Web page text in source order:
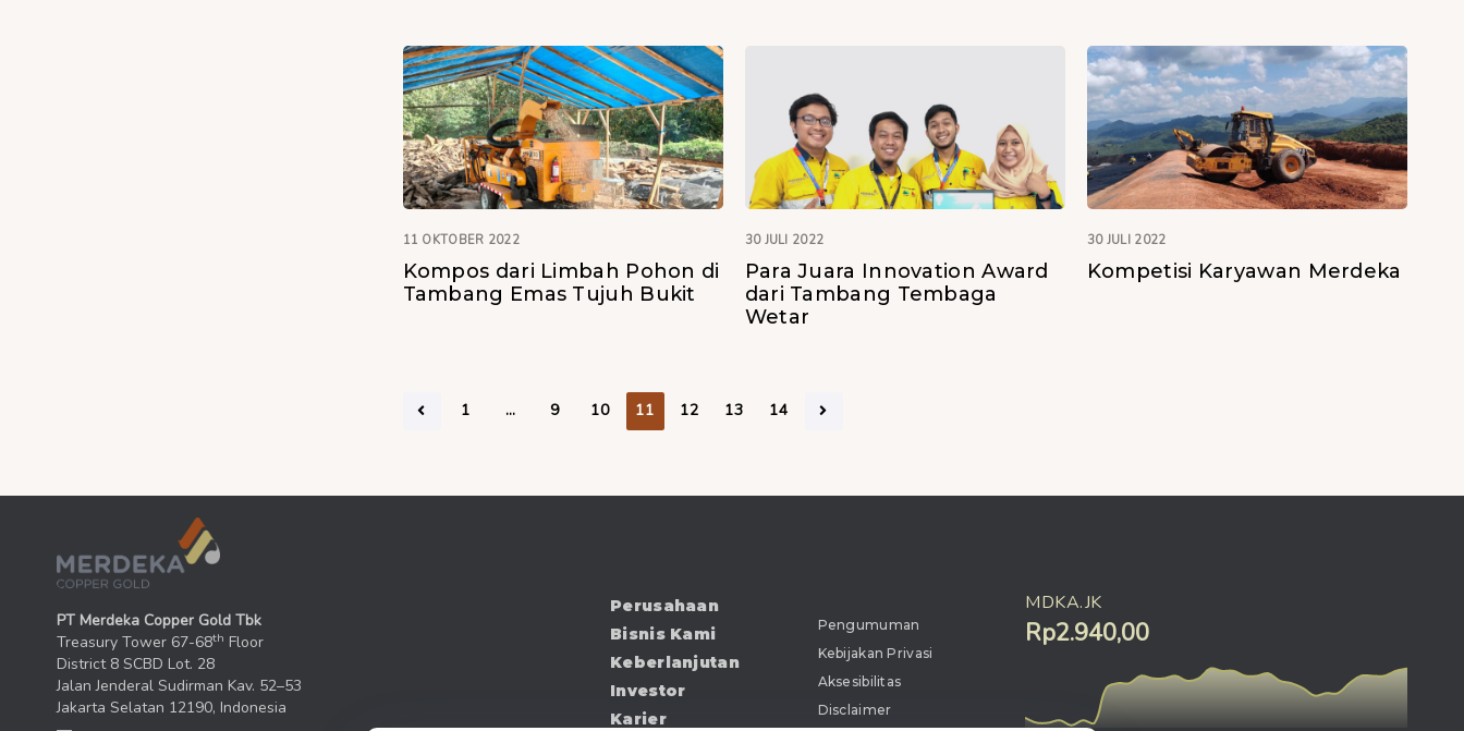
11 OKTOBER 2022
Kompos dari Limbah Pohon di
Tambang Emas Tujuh Bukit
30 JULI 2022
Para Juara Innovation Award
dari Tambang Tembaga
Wetar
30 JULI 2022
Kompetisi Karyawan Merdeka
1 … 9 10 11 12 13 14
PT Merdeka Copper Gold Tbk
Treasury Tower 67-68th Floor
District 8 SCBD Lot. 28
Jalan Jenderal Sudirman Kav. 52–53
Jakarta Selatan 12190, Indonesia
Perusahaan
Bisnis Kami
Keberlanjutan
Investor
Karier
Pengumuman
Kebijakan Privasi
Aksesibilitas
Disclaimer
MDKA.JK
Rp2.940,00